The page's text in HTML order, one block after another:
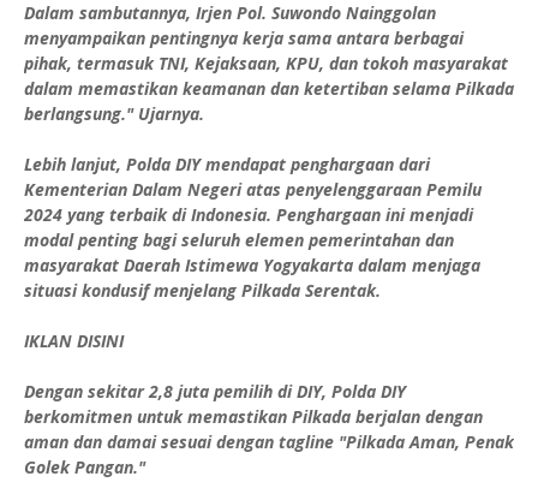
Dalam sambutannya, Irjen Pol. Suwondo Nainggolan
menyampaikan pentingnya kerja sama antara berbagai
pihak, termasuk TNI, Kejaksaan, KPU, dan tokoh masyarakat
dalam memastikan keamanan dan ketertiban selama Pilkada
berlangsung." Ujarnya.
Lebih lanjut, Polda DIY mendapat penghargaan dari
Kementerian Dalam Negeri atas penyelenggaraan Pemilu
2024 yang terbaik di Indonesia. Penghargaan ini menjadi
modal penting bagi seluruh elemen pemerintahan dan
masyarakat Daerah Istimewa Yogyakarta dalam menjaga
situasi kondusif menjelang Pilkada Serentak.
IKLAN DISINI
Dengan sekitar 2,8 juta pemilih di DIY, Polda DIY
berkomitmen untuk memastikan Pilkada berjalan dengan
aman dan damai sesuai dengan tagline "Pilkada Aman, Penak
Golek Pangan."